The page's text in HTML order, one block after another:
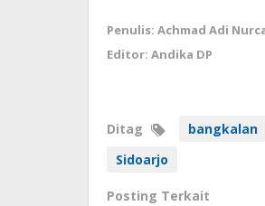
Penulis: Achmad Adi
Editor: Andika DP
Ditag bangkalan
Sidoarjo
Posting Terkait